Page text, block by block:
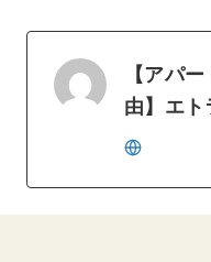
【アパ
由】エト